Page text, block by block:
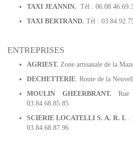
TAXI JEANNIN. Tél :
TAXI BERTRAND. Tél :
ENTREPRISES
AGRIEST. Zone artisanale de la
DECHETTERIE. Route de la
MOULIN GHEERBRANT.
03.84.68.85.85
SCIERIE LOCATELLI S. A. R. L .
03.84.68.87.96